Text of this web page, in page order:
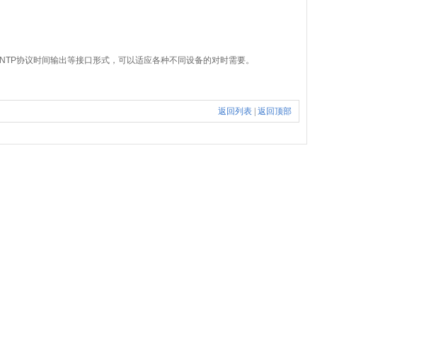
NTP协议时间输出等接口形式，可以适应各种不同设备的对时需要。
返回列表 返回顶部